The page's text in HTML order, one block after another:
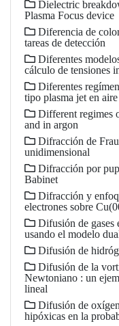
Dielectric
Plasma Focus device
Diferencia de
tareas de detección
Diferentes
cálculo de tensiones
Diferentes
tipo plasma jet en
Different regimes
and in argon
Difracción de
unidimensional
Difracción por
Babinet
Difracción y
electrones sobre
Difusión de gases
usando el modelo
Difusión de
Difusión de la
Newtoniano : un
lineal
Difusión de
hipóxicas en la